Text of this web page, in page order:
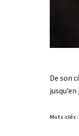
De son
Mots-clés :